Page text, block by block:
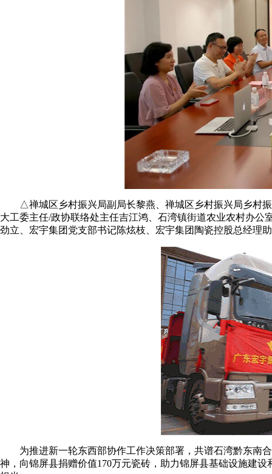
△禅城区乡村振兴局副局长黎燕、禅城区乡村振兴局乡村振
大工委主任/政协联络处主任吉江鸿、石湾镇街道农业农村办
劲立、宏宇集团党支部书记陈炫枝、宏宇集团陶瓷控股总经理
为推进新一轮东西部协作工作决策部署，共谱石湾黔东南合
神，向锦屏县捐赠价值170万元瓷砖，助力锦屏县基础设施建